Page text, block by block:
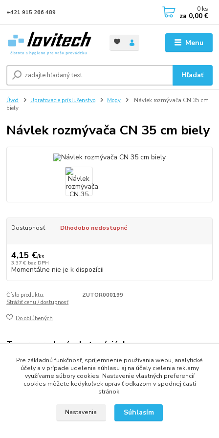
Menu
Hľadať
+421 915 266 489 0 ks
za 0,00 €
Úvod Upratovacie príslušenstvo Mopy
Návlek rozmývača CN 35 cm
biely
Návlek rozmývača CN 35 cm biely
Dostupnosť Dlhodobo nedostupné
4,15 €/ks
3,37 € bez DPH
Momentálne nie je k dispozícii
Číslo produktu:
ZUTOR000199
Strážiť cenu / dostupnosť
Do obľúbených
Tovar zaradený v kategóriách
Mopy
2013 - 2025 LOVITECH, s.r.o. - Už 12 rokov s Vami...
Pre základnú funkčnosť, spríjemnenie používania webu, analytické
účely a v prípade udelenia súhlasu aj na účely cielenia reklamy
využívame súbory cookies. Nastavenie vlastných preferencií
cookies môžete kedykoľvek upraviť odkazom v spodnej časti
stránok.
Nastavenia Súhlasím